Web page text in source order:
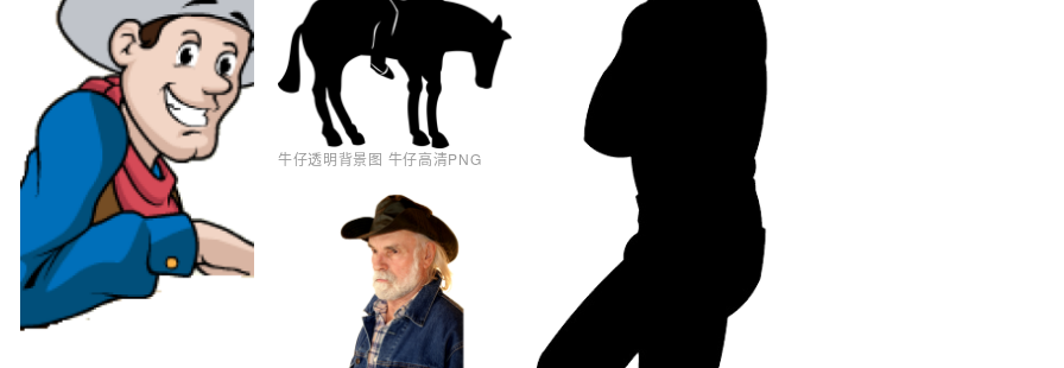
牛仔透明背景图 牛仔高清PNG